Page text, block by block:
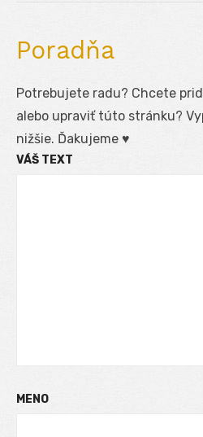
Poradňa
Potrebujete radu? Chcete
alebo upraviť túto stránku?
nižšie. Ďakujeme ♥
VÁŠ TEXT
MENO